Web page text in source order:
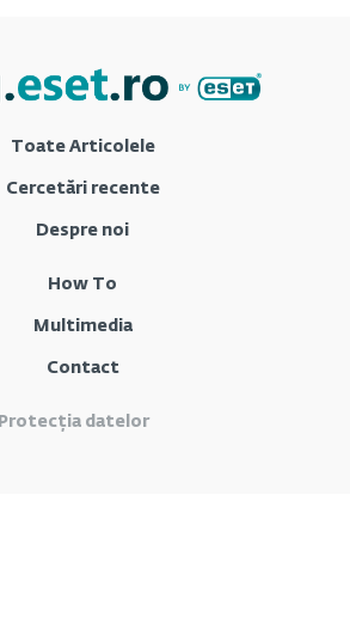
Toate Articolele
Cercetări recente
Despre noi
How To
Multimedia
Contact
Protecția datelor